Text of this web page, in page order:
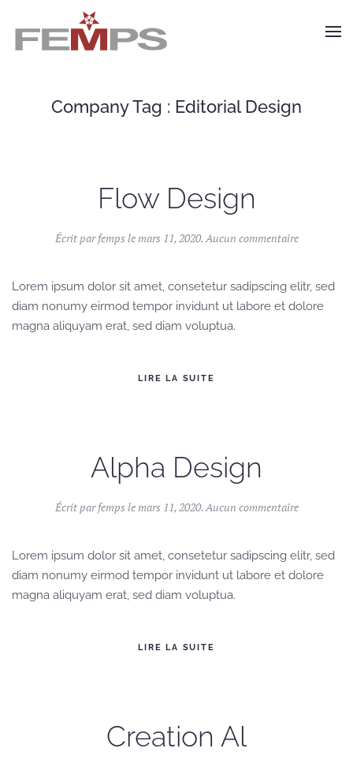
Skip to main content
Company Tag : Editorial Design
Flow Design
Écrit parfempslemars 11, 2020.Aucun commentairesur
Lorem ipsum dolor sit amet, consetetur sadipscing elitr, sed
diam nonumy eirmod tempor invidunt ut labore et dolore
magna aliquyam erat, sed diam voluptua.
LIRE LA SUITE
Alpha Design
Écrit parfempslemars 11, 2020.Aucun commentairesur
Lorem ipsum dolor sit amet, consetetur sadipscing elitr, sed
diam nonumy eirmod tempor invidunt ut labore et dolore
magna aliquyam erat, sed diam voluptua.
LIRE LA SUITE
Creation Al